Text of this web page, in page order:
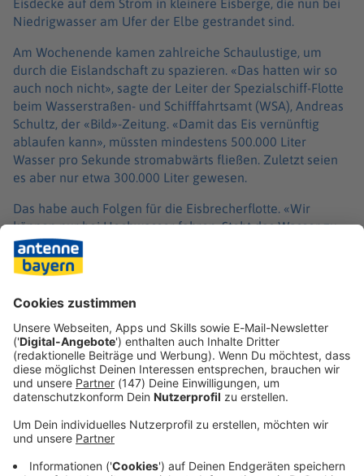
Eisdecke auf dem Strom in kleinere Eisberge, die nun bei
Niedrigwasser am Ufer der Elbe gestrandet sind.
Am Wochenende kamen zahlreiche Schaulustige, um
durch die Eislandschaft zu spazieren. «Das hatten wir so
auch noch nicht», sagte der Leiter der Spezialschiff-Flotte
beim Wasserstraßen- und Schifffahrtsamt (WSA), Andreas
Schultz, der «Bild»-Zeitung. «Damit das Eis vernünftig
ablaufen kann», müssten mindestens 500.000 Liter
Wasser pro Sekunde stromabwärts fließen. Zuletzt seien
es aber nur etwa 300.000 Liter gewesen.
Das habe auch Folgen für die Eisbrecherflotte. «Wir
können nur bei Hochwasser fahren. Steht das Wasser zu
niedrig, könnten wir durch den Tiefgang den Grund
berühren – und das geht natürlich nicht», sagte Schultz
dem «Hamburger Abendblatt». Bislang seien bis zu zehn
Eisbrecher auf der Elbe im Einsatz gewesen - so viele wie